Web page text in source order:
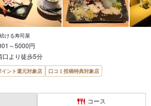
ける寿司屋
～5000円
口より徒歩5分
イント還元対象店
口コミ投稿特典対象店
コース